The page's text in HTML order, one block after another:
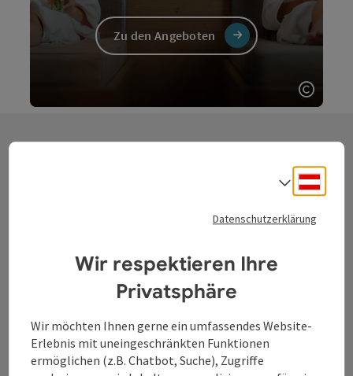
Zu den Angeboten
genießen
Schon gewusst? Die Donauregion
ist mit ihrem dichten Radnetz ganz
einfach ohne Auto zu erkunden.
Ankommen, rein in den Sattel und
dem Auto eine Pause gönnen – das
Datenschutzerklärung
Wir respektieren Ihre
Privatsphäre
Wir möchten Ihnen gerne ein umfassendes Website-
Erlebnis mit uneingeschränkten Funktionen
ermöglichen (z.B. Chatbot, Suche), Zugriffe